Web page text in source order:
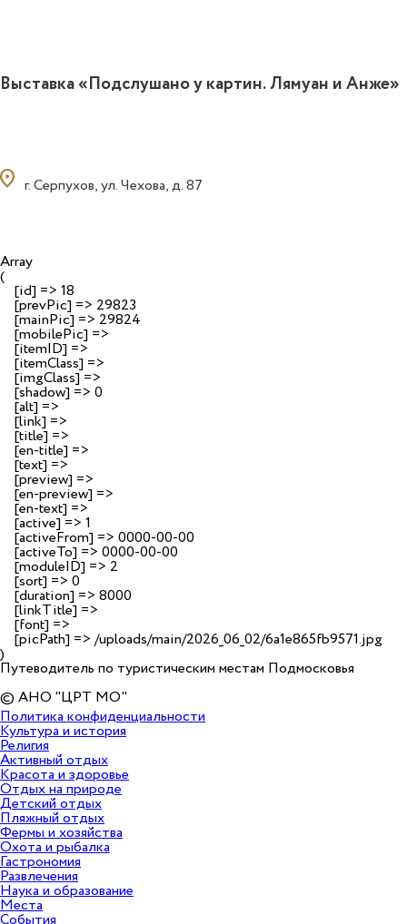
Выставка «Подслушано у картин. Лямуан и Анже»
г. Серпухов, ул. Чехова, д. 87
Array
(
    [id] => 18
    [prevPic] => 29823
    [mainPic] => 29824
    [mobilePic] =>
    [itemID] =>
    [itemClass] =>
    [imgClass] =>
    [shadow] => 0
    [alt] =>
    [link] =>
    [title] =>
    [en-title] =>
    [text] =>
    [preview] =>
    [en-preview] =>
    [en-text] =>
    [active] => 1
    [activeFrom] => 0000-00-00
    [activeTo] => 0000-00-00
    [moduleID] => 2
    [sort] => 0
    [duration] => 8000
    [linkTitle] =>
    [font] =>
    [picPath] => /uploads/main/2026_06_02/6a1e865fb9571.jpg
Путеводитель по туристическим местам Подмосковья
© АНО "ЦРТ МО"
Политика конфиденциальности
Культура и история
Религия
Активный отдых
Красота и здоровье
Отдых на природе
Детский отдых
Пляжный отдых
Фермы и хозяйства
Охота и рыбалка
Гастрономия
Развлечения
Наука и образование
Места
События